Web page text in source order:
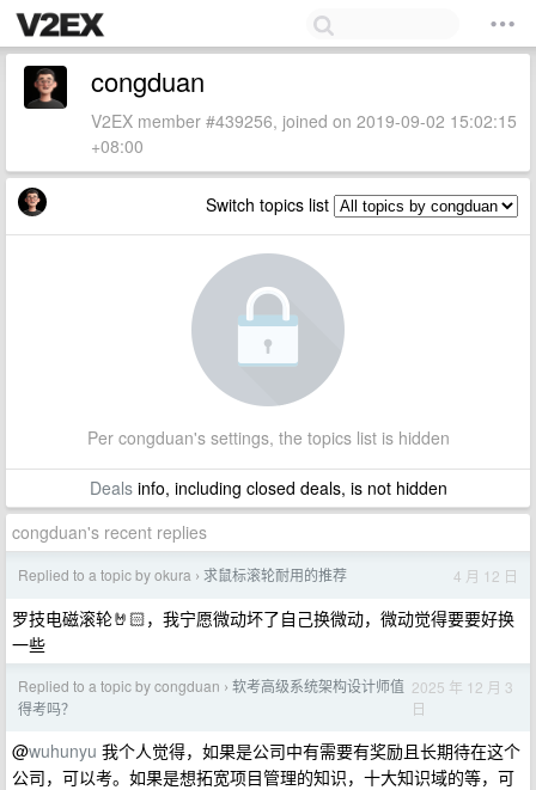
congduan
V2EX member #439256, joined on 2019-09-02 15:02:15
+08:00
Switch topics list
Per congduan's settings, the topics list is hidden
Dealsinfo, including closed deals, is not hidden
congduan's recent replies
Replied to a topic by okura › 求鼠标滚轮耐用的推荐 4 月 12 日
罗技电磁滚轮🤘🏻，我宁愿微动坏了自己换微动，微动觉得要要好换
一些
Replied to a topic by congduan › 软考高级系统架构设计师值
得考吗？
2025 年 12 月 3
日
@wuhunyu 我个人觉得，如果是公司中有需要有奖励且长期待在这个
公司，可以考。如果是想拓宽项目管理的知识，十大知识域的等，可